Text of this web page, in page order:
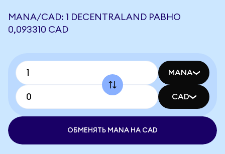
MANA/CAD: 1 DECENTRALAND РАВНО
0,093310 CAD
MANA
CAD
ОБМЕНЯТЬ MANA НА CAD